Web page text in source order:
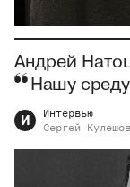
Андрей
Нашу
И
Интервью
Сергей
Кулешов